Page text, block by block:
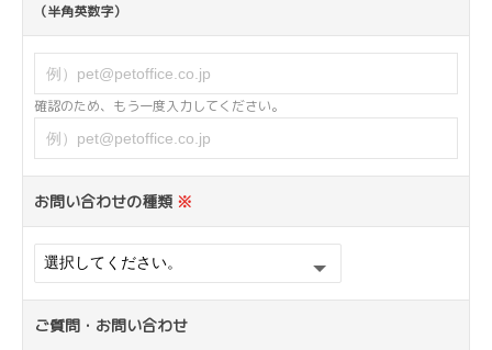
（半角英数字）
確認のため、もう一度入力してください。
お問い合わせの種類 ※
ご質問・お問い合わせ